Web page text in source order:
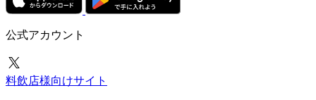
公式アカウント
料飲店様向けサイト